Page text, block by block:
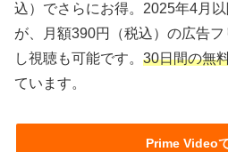
込）でさらにお得。2025年4月
が、月額390円（税込）の広告
し視聴も可能です。 30日間の無
ています。
Prime Video